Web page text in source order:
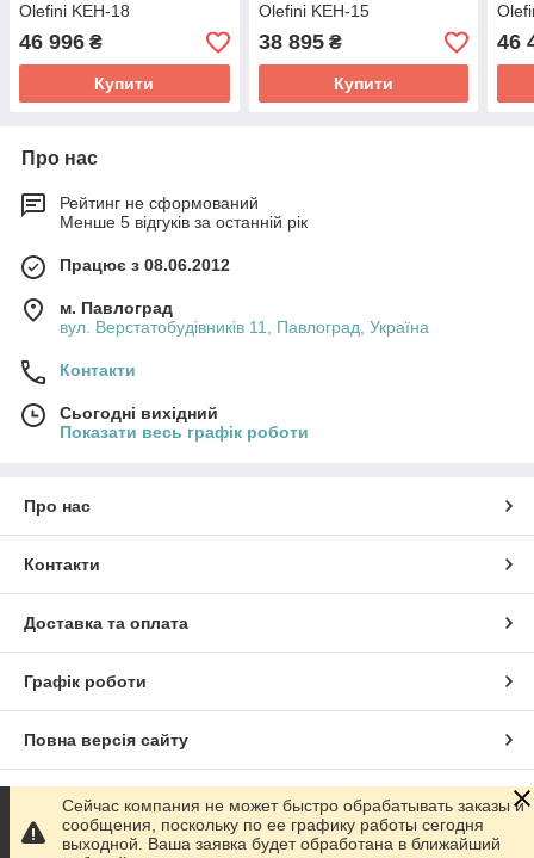
Olefini KEH-18
46 996 ₴
Купити
Olefini KEH-15
38 895₴
Купити
46
Про нас
Рейтинг не сформований
Менше 5 відгуків за останній рік
Працює з 08.06.2012
м. Павлоград
вул. Верстатобудівників 11, Павлоград, Україна
Контакти
Сьогодні вихідний
Показати весь графік роботи
Про нас
Контакти
Доставка та оплата
Графік роботи
Повна версія сайту
Сайт створено на маркетплейсі Prom.ua
Сейчас компания не может быстро обрабатывать заказы и
сообщения, поскольку по ее графику работы сегодня
выходной. Ваша заявка будет обработана в ближайший